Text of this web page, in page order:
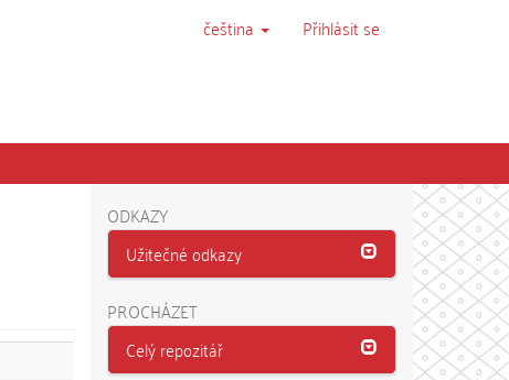
čeština Přihlásit se
ODKAZY
Užitečné odkazy
PROCHÁZET
Celý repozitář